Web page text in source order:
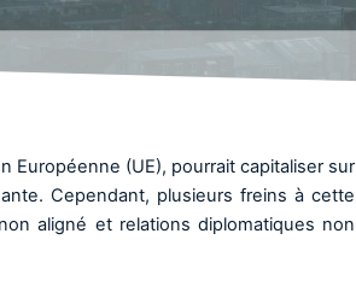
Européenne (UE), pourrait capitaliser sur
Cependant, plusieurs freins à cette
aligné et relations diplomatiques non